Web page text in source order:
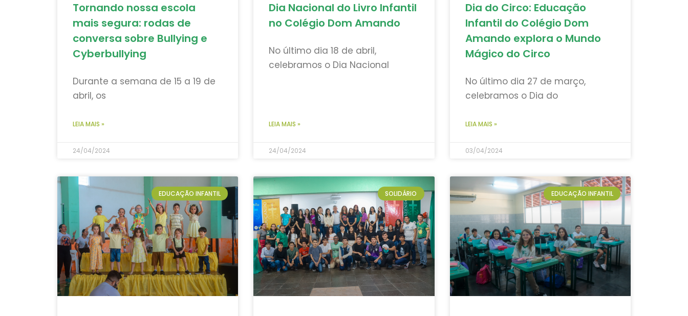
Tornando nossa escola
mais segura: rodas de
conversa sobre Bullying e
Cyberbullying
Durante a semana de 15 a 19 de
abril, os
LEIA MAIS »
24/04/2024
Dia Nacional do Livro Infantil
no Colégio Dom Amando
No último dia 18 de abril,
celebramos o Dia Nacional
LEIA MAIS »
24/04/2024
Dia do Circo: Educação
Infantil do Colégio Dom
Amando explora o Mundo
Mágico do Circo
No último dia 27 de março,
celebramos o Dia do
LEIA MAIS »
03/04/2024
EDUCAÇÃO INFANTIL SOLIDÁRIO EDUCAÇÃO INFANTIL